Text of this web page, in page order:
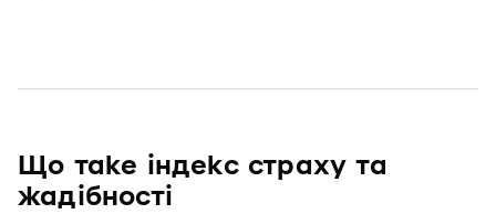
Що таке індекс страху та
жадібності